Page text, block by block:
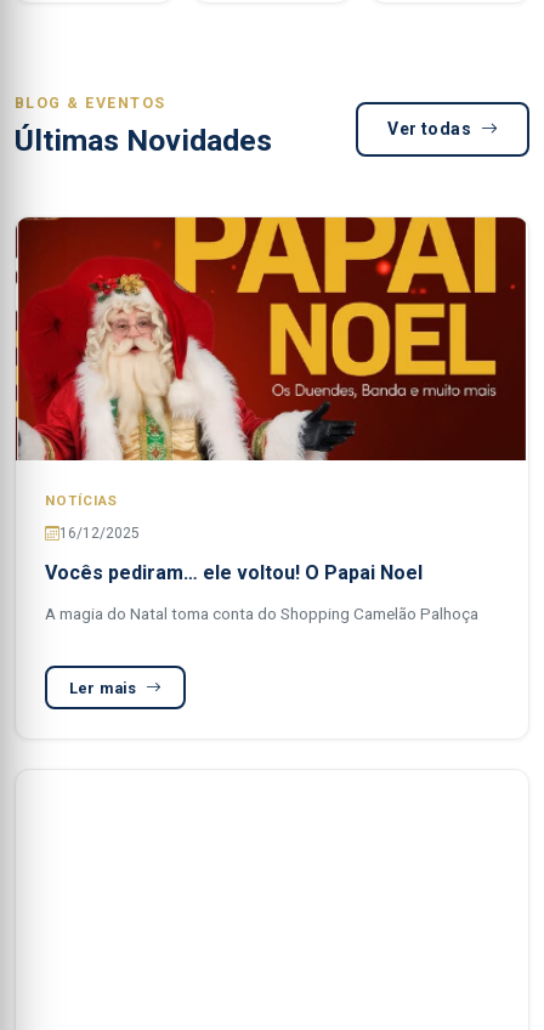
BLOG & EVENTOS
Últimas Novidades Ver todas
NOTÍCIAS
16/12/2025
Vocês pediram… ele voltou! O Papai Noel
A magia do Natal toma conta do Shopping Camelão Palhoça
Ler mais